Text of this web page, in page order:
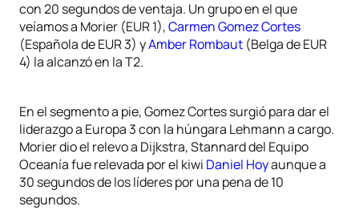
con 20 segundos de ventaja. Un grupo en el que
veíamos a Morier (EUR 1),Carmen Gomez Cortes
(Española de EUR 3) yAmber Rombaut (Belga de EUR
4) la alcanzó en la T2.
En el segmento a pie, Gomez Cortes surgió para dar el
liderazgo a Europa 3 con la húngara Lehmann a cargo.
Morier dio el relevo a Dijkstra, Stannard del Equipo
Oceanía fue relevada por el kiwi Daniel Hoyaunque a
30 segundos de los líderes por una pena de 10
segundos.